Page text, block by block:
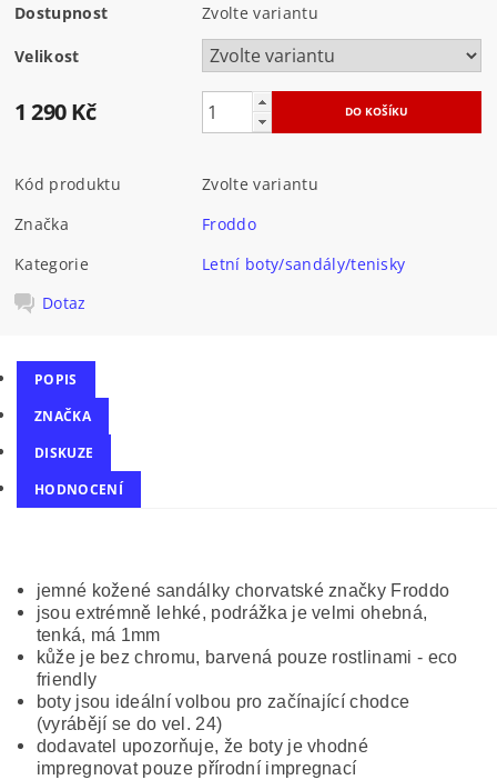
Dostupnost Zvolte variantu
Velikost
1 290 Kč
Kód produktu
Zvolte variantu
Značka
Froddo
Kategorie
Letní boty/sandály/tenisky
Dotaz
POPIS
ZNAČKA
DISKUZE
HODNOCENÍ
jemné kožené sandálky chorvatské značky Froddo
jsou extrémně lehké, podrážka je velmi ohebná,
tenká, má 1mm
kůže je bez chromu, barvená pouze rostlinami - eco
friendly
boty jsou ideální volbou pro začínající chodce
(vyrábějí se do vel. 24)
dodavatel upozorňuje, že boty je vhodné
impregnovat pouze přírodní impregnací